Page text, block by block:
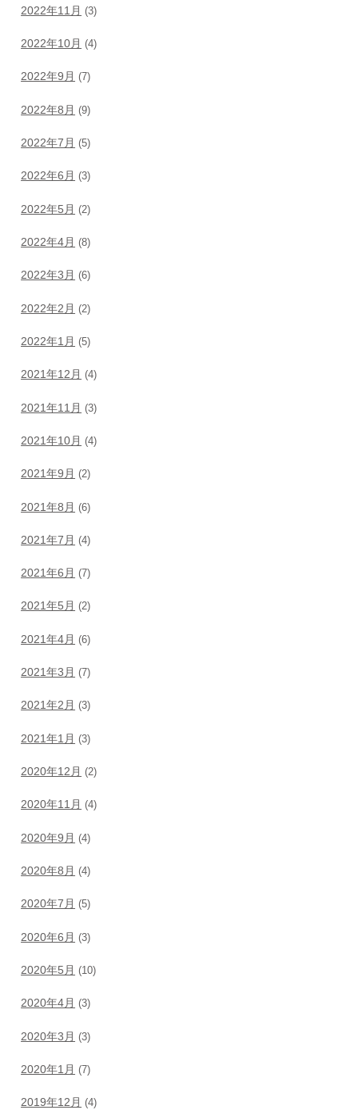
2022年11月 (3)
2022年10月 (4)
2022年9月 (7)
2022年8月 (9)
2022年7月 (5)
2022年6月 (3)
2022年5月 (2)
2022年4月 (8)
2022年3月 (6)
2022年2月 (2)
2022年1月 (5)
2021年12月 (4)
2021年11月 (3)
2021年10月 (4)
2021年9月 (2)
2021年8月 (6)
2021年7月 (4)
2021年6月 (7)
2021年5月 (2)
2021年4月 (6)
2021年3月 (7)
2021年2月 (3)
2021年1月 (3)
2020年12月 (2)
2020年11月 (4)
2020年9月 (4)
2020年8月 (4)
2020年7月 (5)
2020年6月 (3)
2020年5月 (10)
2020年4月 (3)
2020年3月 (3)
2020年1月 (7)
2019年12月 (4)